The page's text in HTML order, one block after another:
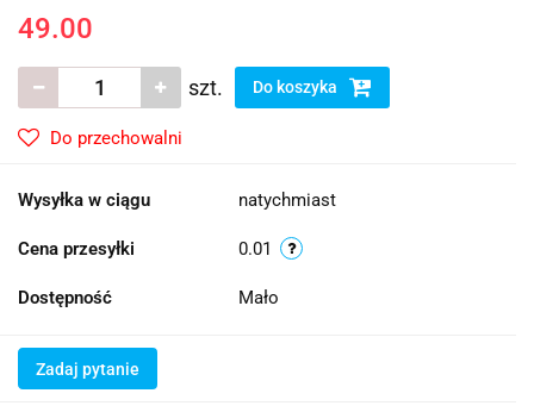
49.00
szt. Do koszyka
Do przechowalni
Wysyłka w ciągu natychmiast
Cena przesyłki 0.01
Dostępność Mało
Zadaj pytanie